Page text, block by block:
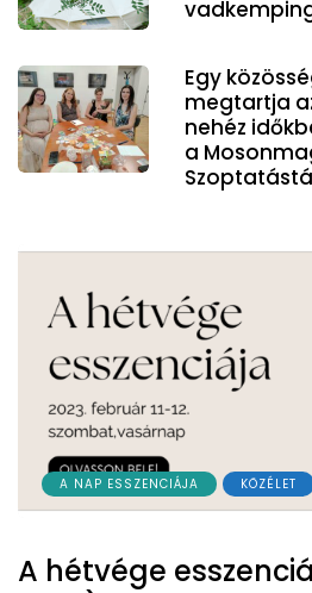
Egy
megtartja
nehéz
a
A NAP ESSZENCIÁJA KÖZÉLET
A hétvége